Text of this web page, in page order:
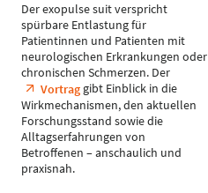
Der exopulse suit verspricht
spürbare Entlastung für
Patientinnen und Patienten mit
neurologischen Erkrankungen oder
chronischen Schmerzen. Der
Vortraggibt Einblick in die
Wirkmechanismen, den aktuellen
Forschungsstand sowie die
Alltagserfahrungen von
Betroffenen – anschaulich und
praxisnah.